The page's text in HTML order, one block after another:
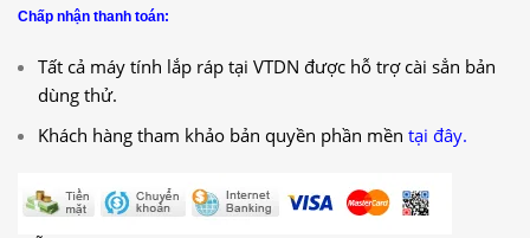
Chấp nhận thanh toán:
Tất cả máy tính lắp ráp tại VTDN được hỗ trợ cài sẳn bản
dùng thử.
Khách hàng tham khảo bản quyền phần mền tại đây.